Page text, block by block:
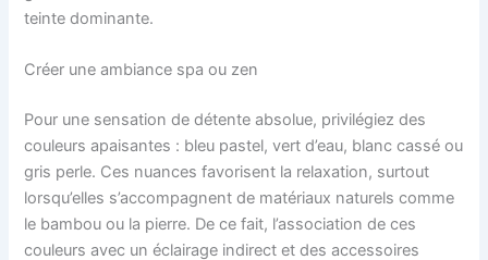
teinte dominante.
Créer une ambiance spa ou zen
Pour une sensation de détente absolue, privilégiez des
couleurs apaisantes : bleu pastel, vert d’eau, blanc cassé ou
gris perle. Ces nuances favorisent la relaxation, surtout
lorsqu’elles s’accompagnent de matériaux naturels comme
le bambou ou la pierre. De ce fait, l’association de ces
couleurs avec un éclairage indirect et des accessoires